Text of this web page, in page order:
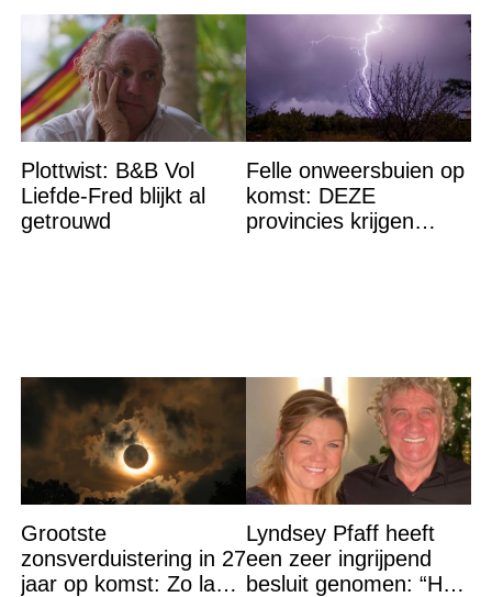
Plottwist: B&B Vol
Liefde-Fred blijkt al
getrouwd
Felle onweersbuien op
komst: DEZE
provincies krijgen
Grootste
zonsverduistering in 27
jaar op komst: Zo laat
Lyndsey Pfaff heeft
een zeer ingrijpend
besluit genomen: “Het